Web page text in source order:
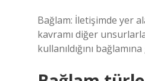
Bağlam: İletişimde yer
kavramı diğer
kullanıldığını